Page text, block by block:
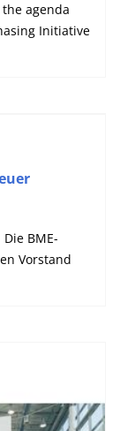
agenda
Initiative
BME-
Vorstand